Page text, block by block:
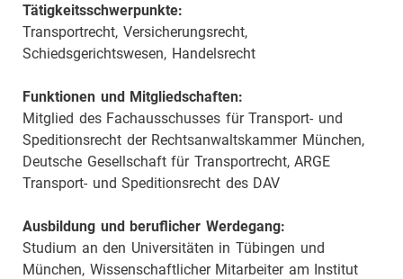
Tätigkeitsschwerpunkte:
Transportrecht, Versicherungsrecht,
Schiedsgerichtswesen, Handelsrecht
Funktionen und Mitgliedschaften:
Mitglied des Fachausschusses für Transport- und
Speditionsrecht der Rechtsanwaltskammer München,
Deutsche Gesellschaft für Transportrecht, ARGE
Transport- und Speditionsrecht des DAV
Ausbildung und beruflicher Werdegang:
Studium an den Universitäten in Tübingen und
München, Wissenschaftlicher Mitarbeiter am Institut